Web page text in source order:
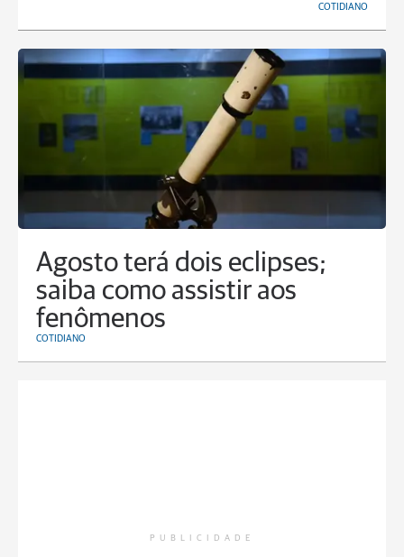
COTIDIANO
Agosto terá dois eclipses;
saiba como assistir aos
fenômenos
COTIDIANO
PUBLICIDADE